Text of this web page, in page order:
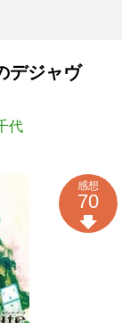
デジャヴ
代
感想
70